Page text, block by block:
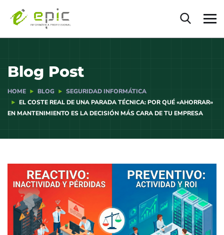
Blog Post
HOME BLOG
SEGURIDAD INFORMÁTICA
EL COSTE REAL DE UNA PARADA TÉCNICA: POR QUÉ «AHORRAR»
EN MANTENIMIENTO ES LA DECISIÓN MÁS CARA DE TU EMPRESA